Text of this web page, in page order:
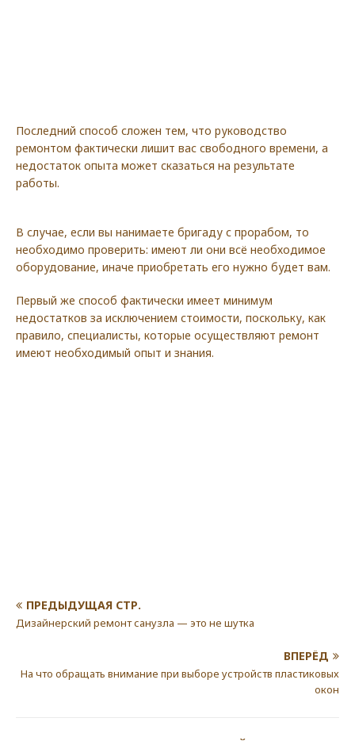
Последний способ сложен тем, что руководство
ремонтом фактически лишит вас свободного времени, а
недостаток опыта может сказаться на результате
работы.
В случае, если вы нанимаете бригаду с прорабом, то
необходимо проверить: имеют ли они всё необходимое
оборудование, иначе приобретать его нужно будет вам.
Первый же способ фактически имеет минимум
недостатков за исключением стоимости, поскольку, как
правило, специалисты, которые осуществляют ремонт
имеют необходимый опыт и знания.
ПРЕДЫДУЩАЯ СТР.
Дизайнерский ремонт санузла — это не шутка
ВПЕРЁД
На что обращать внимание при выборе устройств пластиковых
окон